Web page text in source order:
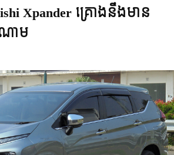
Xpander គ្រោង​នឹងមាន
ាម